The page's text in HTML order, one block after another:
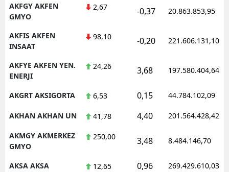
Kahramanmaraş
Nevşehir
Niğde
AKFGY AKFEN
GMYO
2,67 -0,37 20.863.853,95
AKFIS AKFEN
INSAAT
98,10 -0,20 221.606.131,10
AKFYE AKFEN YEN.
ENERJI
24,26 3,68 197.580.404,64
AKGRT AKSIGORTA 6,53 0,15 44.784.102,09
AKHAN AKHAN UN 41,78 4,40 201.564.428,42
AKMGY AKMERKEZ
GMYO
250,00 3,48 8.484.146,70
AKSA AKSA 12,65 0,96 269.429.610,03